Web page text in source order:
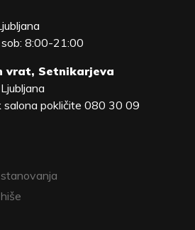
8:00-21:00
vrat, Setnikarjeva
salona pokličite 080 30 09